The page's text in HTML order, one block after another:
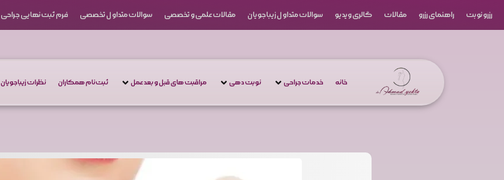
رزرو نوبت راهنمای رزرو مقالات گالری ویدیو سوالات متداول زیباجویان مقالات علمی و تخصصی سوالات متداول تخصصی فرم ثبت نهایی جراحی
خانه خدمات جراحی نوبت دهی مراقبت های قبل و بعد عمل ثبت‌نام همکاران نظرات زیباجویان